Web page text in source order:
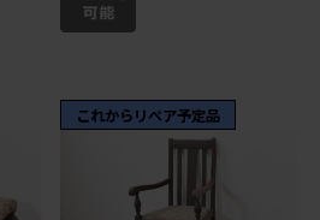
これからリペア予定品